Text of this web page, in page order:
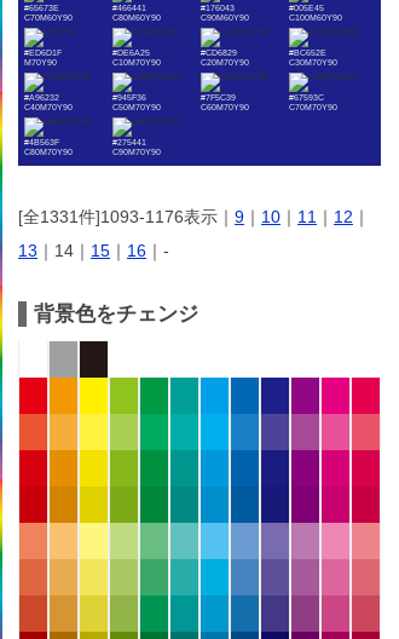
#65673E
C70M60Y90
#466441
C80M60Y90
#176043
C90M60Y90
#005E45
C100M60Y90
#ED6D1F
M70Y90
#DE6A25
C10M70Y90
#CD6829
C20M70Y90
#BC652E
C30M70Y90
#A96232
C40M70Y90
#945F36
C50M70Y90
#7F5C39
C60M70Y90
#67593C
C70M70Y90
#4B563F
C80M70Y90
#275441
C90M70Y90
[全1331件]1093-1176表示｜ 9 ｜ 10 ｜ 11 ｜ 12 ｜
13 ｜14｜ 15 ｜ 16 ｜-
背景色をチェンジ